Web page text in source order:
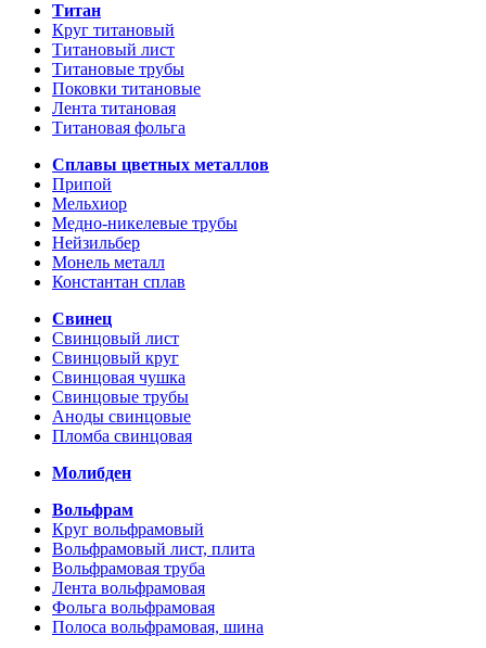
Титан
Круг титановый
Титановый лист
Титановые трубы
Поковки титановые
Лента титановая
Титановая фольга
Сплавы цветных металлов
Припой
Мельхиор
Медно-никелевые трубы
Нейзильбер
Монель металл
Константан сплав
Свинец
Свинцовый лист
Свинцовый круг
Свинцовая чушка
Свинцовые трубы
Аноды свинцовые
Пломба свинцовая
Молибден
Вольфрам
Круг вольфрамовый
Вольфрамовый лист, плита
Вольфрамовая труба
Лента вольфрамовая
Фольга вольфрамовая
Полоса вольфрамовая, шина